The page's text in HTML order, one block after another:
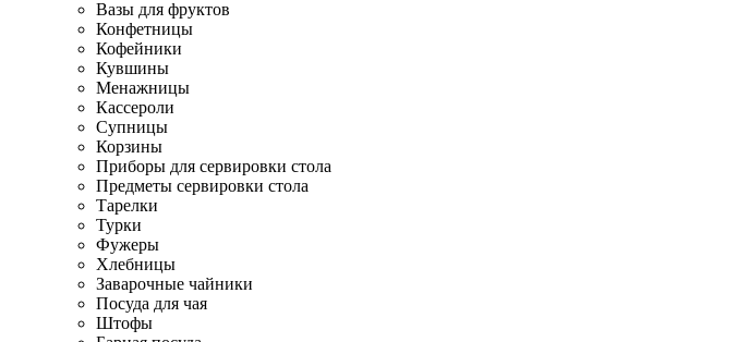
Вазы для фруктов
Конфетницы
Кофейники
Кувшины
Менажницы
Кассероли
Супницы
Корзины
Приборы для сервировки стола
Предметы сервировки стола
Тарелки
Турки
Фужеры
Хлебницы
Заварочные чайники
Посуда для чая
Штофы